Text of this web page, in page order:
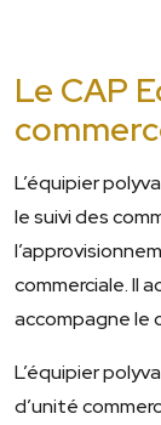
Le CAP
L’équipier
le suivi des
commerciale. Il
accompagne le
L’équipier
d’unité